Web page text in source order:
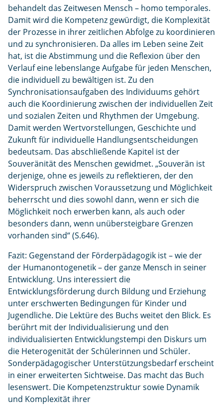
behandelt das Zeitwesen Mensch – homo temporales.
Damit wird die Kompetenz gewürdigt, die Komplexität
der Prozesse in ihrer zeitlichen Abfolge zu koordinieren
und zu synchronisieren. Da alles im Leben seine Zeit
hat, ist die Abstimmung und die Reflexion über den
Verlauf eine lebenslange Aufgabe für jeden Menschen,
die individuell zu bewältigen ist. Zu den
Synchronisationsaufgaben des Individuums gehört
auch die Koordinierung zwischen der individuellen Zeit
und sozialen Zeiten und Rhythmen der Umgebung.
Damit werden Wertvorstellungen, Geschichte und
Zukunft für individuelle Handlungsentscheidungen
bedeutsam. Das abschließende Kapitel ist der
Souveränität des Menschen gewidmet. „Souverän ist
derjenige, ohne es jeweils zu reflektieren, der den
Widerspruch zwischen Voraussetzung und Möglichkeit
beherrscht und dies sowohl dann, wenn er sich die
Möglichkeit noch erwerben kann, als auch oder
besonders dann, wenn unübersteigbare Grenzen
vorhanden sind“ (S.646).
Fazit: Gegenstand der Förderpädagogik ist – wie der
der Humanontogenetik – der ganze Mensch in seiner
Entwicklung. Uns interessiert die
Entwicklungsförderung durch Bildung und Erziehung
unter erschwerten Bedingungen für Kinder und
Jugendliche. Die Lektüre des Buchs weitet den Blick. Es
berührt mit der Individualisierung und den
individualisierten Entwicklungstempi den Diskurs um
die Heterogenität der Schülerinnen und Schüler.
Sonderpädagogischer Unterstützungsbedarf erscheint
in einer erweiterten Sichtweise. Das macht das Buch
lesenswert. Die Kompetenzstruktur sowie Dynamik
und Komplexität ihrer